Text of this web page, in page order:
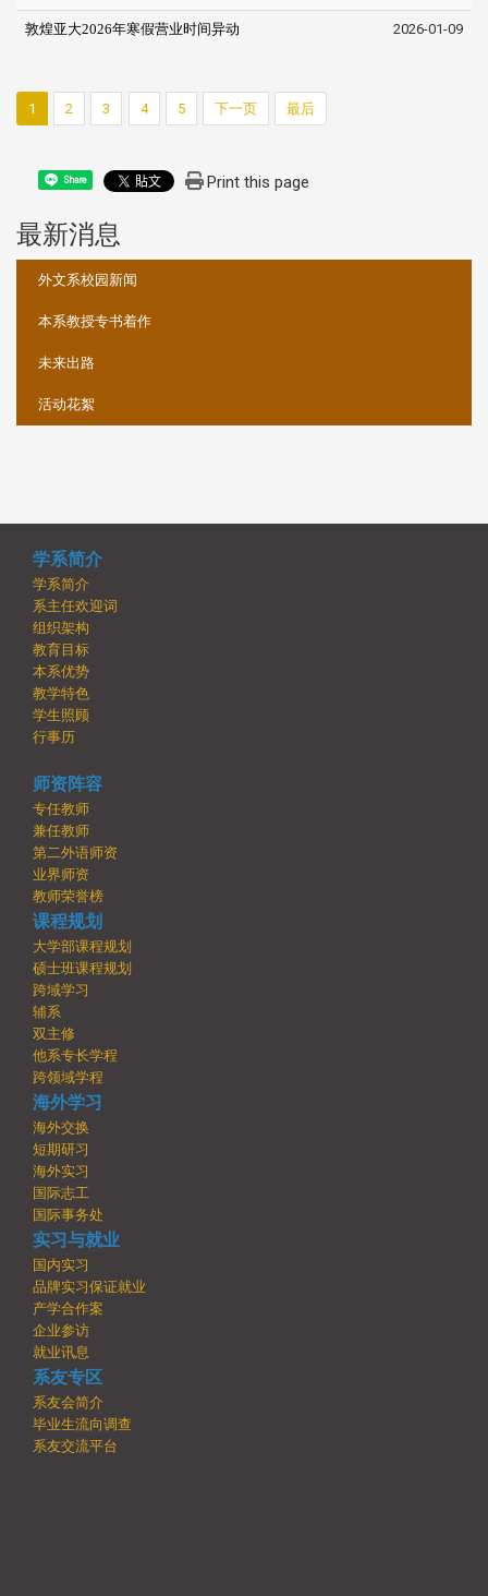
敦煌亚大2026年寒假营业时间异动 2026-01-09
1 2 3 4 5 下一页 最后
Share Print this page
最新消息
外文系校园新闻
本系教授专书着作
未来出路
活动花絮
学系简介
学系简介
系主任欢迎词
组织架构
教育目标
本系优势
教学特色
学生照顾
行事历
师资阵容
专任教师
兼任教师
第二外语师资
业界师资
教师荣誉榜
课程规划
大学部课程规划
硕士班课程规划
跨域学习
辅系
双主修
他系专长学程
跨领域学程
海外学习
海外交换
短期研习
海外实习
国际志工
国际事务处
实习与就业
国内实习
品牌实习保证就业
产学合作案
企业参访
就业讯息
系友专区
系友会简介
毕业生流向调查
系友交流平台